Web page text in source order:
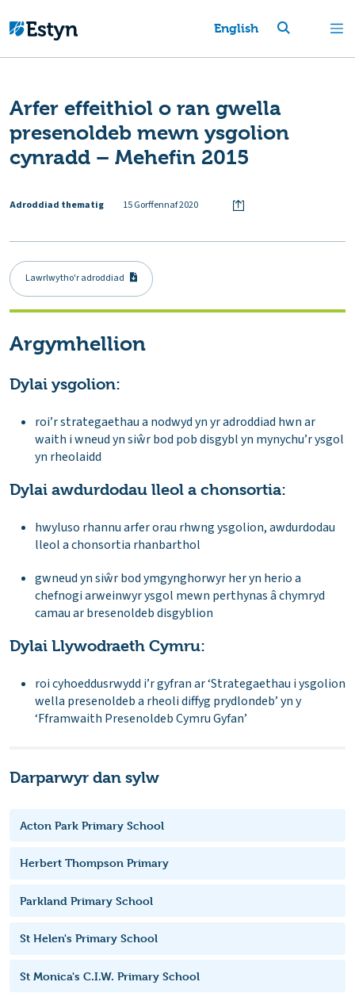
English
Arfer effeithiol o ran gwella
presenoldeb mewn ysgolion
cynradd – Mehefin 2015
Adroddiad thematig 15 Gorffennaf 2020
Lawrlwytho'r adroddiad
Argymhellion
Dylai ysgolion:
roi’r strategaethau a nodwyd yn yr adroddiad hwn ar
waith i wneud yn siŵr bod pob disgybl yn mynychu’r ysgol
yn rheolaidd
Dylai awdurdodau lleol a chonsortia:
hwyluso rhannu arfer orau rhwng ysgolion, awdurdodau
lleol a chonsortia rhanbarthol
gwneud yn siŵr bod ymgynghorwyr her yn herio a
chefnogi arweinwyr ysgol mewn perthynas â chymryd
camau ar bresenoldeb disgyblion
Dylai Llywodraeth Cymru:
roi cyhoeddusrwydd i’r gyfran ar ‘Strategaethau i ysgolion
wella presenoldeb a rheoli diffyg prydlondeb’ yn y
‘Fframwaith Presenoldeb Cymru Gyfan’
Darparwyr dan sylw
Acton Park Primary School
Herbert Thompson Primary
Parkland Primary School
St Helen's Primary School
St Monica's C.I.W. Primary School